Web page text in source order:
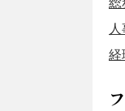
経